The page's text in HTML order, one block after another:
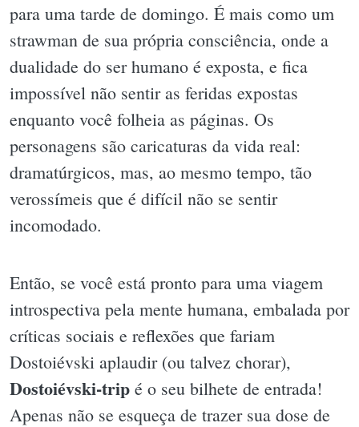
para uma tarde de domingo. É mais como um
strawman de sua própria consciência, onde a
dualidade do ser humano é exposta, e fica
impossível não sentir as feridas expostas
enquanto você folheia as páginas. Os
personagens são caricaturas da vida real:
dramatúrgicos, mas, ao mesmo tempo, tão
verossímeis que é difícil não se sentir
incomodado.
Então, se você está pronto para uma viagem
introspectiva pela mente humana, embalada por
críticas sociais e reflexões que fariam
Dostoiévski aplaudir (ou talvez chorar),
Dostoiévski-trip é o seu bilhete de entrada!
Apenas não se esqueça de trazer sua dose de